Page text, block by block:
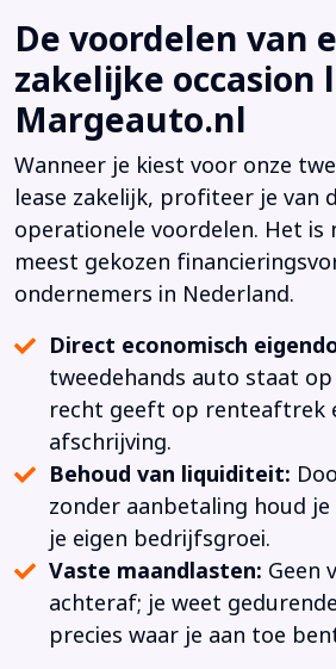
De voordelen van
zakelijke occasion
Margeauto.nl
Wanneer je kiest voor onze
lease zakelijk, profiteer je van
operationele voordelen. Het is
meest gekozen
ondernemers in Nederland.
Direct economisch
tweedehands auto staat
recht geeft op renteaftrek
afschrijving.
Behoud van liquiditeit:
zonder aanbetaling houd
je eigen bedrijfsgroei.
Vaste maandlasten: Geen
achteraf; je weet
precies waar je aan toe